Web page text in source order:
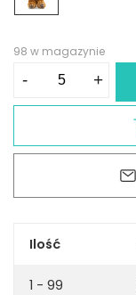
98 w magazynie
-
Denis
brązowy
+
Ilość
1 - 99